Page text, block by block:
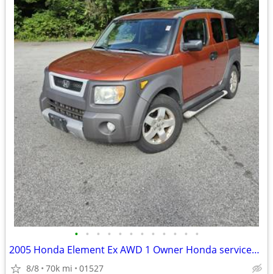
• • • • • • • • • • • •
2005 Honda Element Ex AWD 1 Owner Honda serviced Low miles!
8/8 70k mi 01527